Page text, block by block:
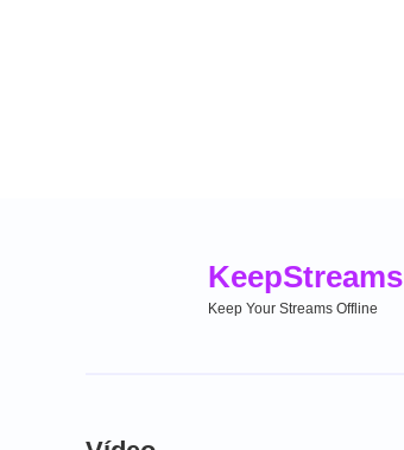
KeepStreams
Keep Your Streams Offline